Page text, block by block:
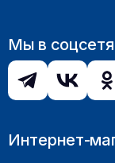
Мы в
Интернет-